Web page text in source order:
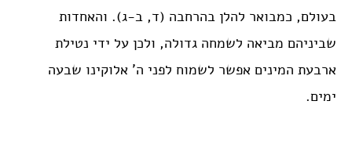
בעולם, כמבואר להלן בהרחבה (ד, ב-ג). והאחדות
שביניהם מביאה לשמחה גדולה, ולכן על ידי נטילת
ארבעת המינים אפשר לשמוח לפני ה’ אלוקינו שבעה
ימים.